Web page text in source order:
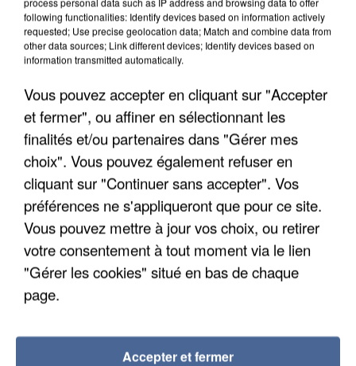
APRÈS TOUTES CES CANICULES, LES REFUGES
DE FAUNE SAUVAGE SONT...
following functionalities: Identify devices based on information actively
requested; Use precise geolocation data; Match and combine data from
other data sources; Link different devices; Identify devices based on
information transmitted automatically.
Vous pouvez accepter en cliquant sur "Accepter
et fermer", ou affiner en sélectionnant les
finalités et/ou partenaires dans "Gérer mes
choix". Vous pouvez également refuser en
cliquant sur "Continuer sans accepter". Vos
préférences ne s'appliqueront que pour ce site.
Vous pouvez mettre à jour vos choix, ou retirer
votre consentement à tout moment via le lien
"Gérer les cookies" situé en bas de chaque
page.
Accepter et fermer